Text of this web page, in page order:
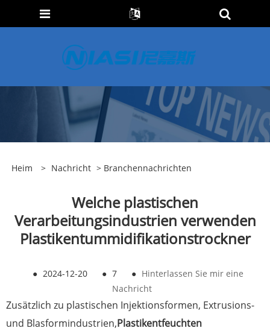
Heim > Nachricht > Branchennachrichten
Welche plastischen
Verarbeitungsindustrien verwenden
Plastikentummidifikationstrockner
● 2024-12-20 ● 7 ● Hinterlassen Sie mir eine
Nachricht
Zusätzlich zu plastischen Injektionsformen, Extrusions-
und Blasformindustrien,Plastikentfeuchten